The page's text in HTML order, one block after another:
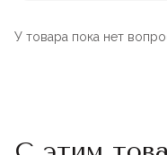
У товара пока нет